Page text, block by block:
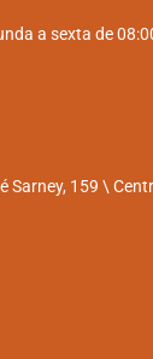
a sexta de
Sarney, 159 \